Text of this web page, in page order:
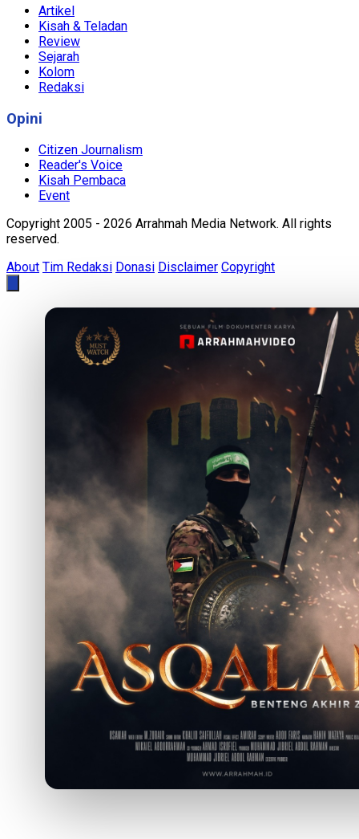
Artikel
Kisah & Teladan
Review
Sejarah
Kolom
Redaksi
Opini
Citizen Journalism
Reader's Voice
Kisah Pembaca
Event
Copyright 2005 - 2026 Arrahmah Media Network. All rights
reserved.
About Tim Redaksi Donasi Disclaimer Copyright